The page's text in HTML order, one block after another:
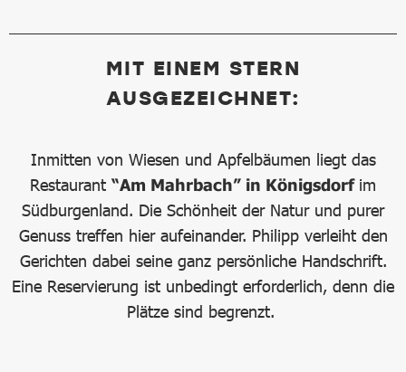
MIT EINEM STERN
AUSGEZEICHNET:
Inmitten von Wiesen und Apfelbäumen liegt das
Restaurant “Am Mahrbach” in Königsdorf im
Südburgenland. Die Schönheit der Natur und purer
Genuss treffen hier aufeinander. Philipp verleiht den
Gerichten dabei seine ganz persönliche Handschrift.
Eine Reservierung ist unbedingt erforderlich, denn die
Plätze sind begrenzt.